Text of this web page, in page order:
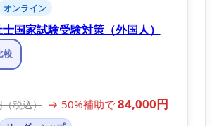
オンライン
国家試験受験対策（外国人）
較
税込） → 50%補助で 84,000円